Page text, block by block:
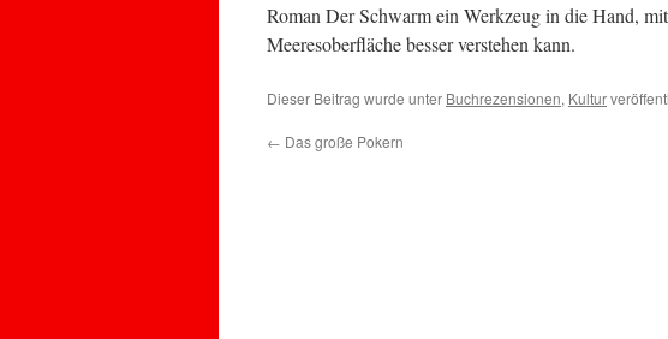
Roman Der Schwarm ein Werkzeug in die Hand,
Meeresoberfläche besser verstehen kann.
Dieser Beitrag wurde unter Buchrezensionen, Kultur
← Das große Pokern